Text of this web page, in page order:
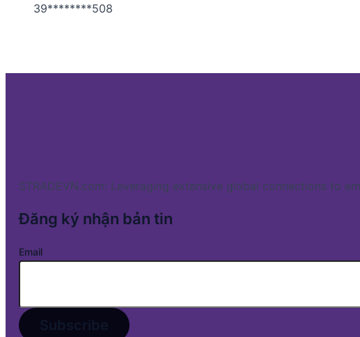
39********508
STRADEVN.com: Leveraging extensive global connections to
Đăng ký nhận bản tin
Email